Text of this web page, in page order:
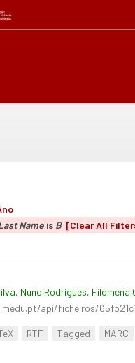
Name is B [Clear All
, Nuno Rodrigues, Filomena
api/ficheiros/
RTF Tagged MARC